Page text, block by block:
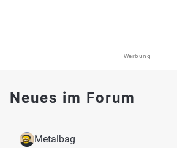
Werbung
Neues im Forum
Metalbag